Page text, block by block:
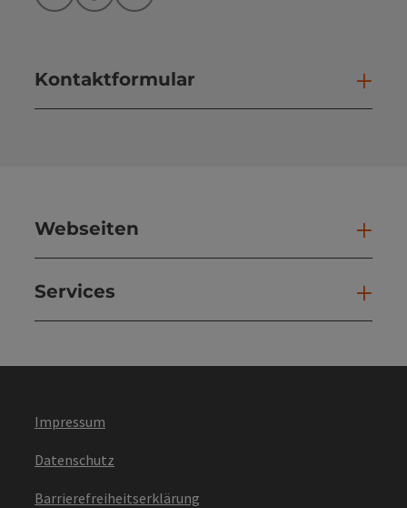
Kontaktformular
Webseiten
Services
Impressum
Datenschutz
Barrierefreiheitserklärung